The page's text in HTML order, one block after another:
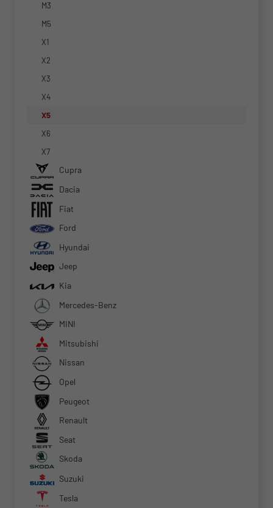
M3
M5
X1
X2
X3
X4
X5
X6
X7
Cupra
Dacia
Fiat
Ford
Hyundai
Jeep
Kia
Mercedes-Benz
MINI
Mitsubishi
Nissan
Opel
Peugeot
Renault
Seat
Skoda
Suzuki
Tesla